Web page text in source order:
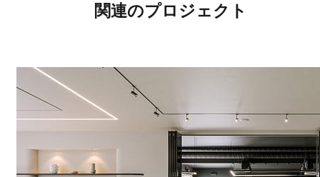
関連のプロジェクト